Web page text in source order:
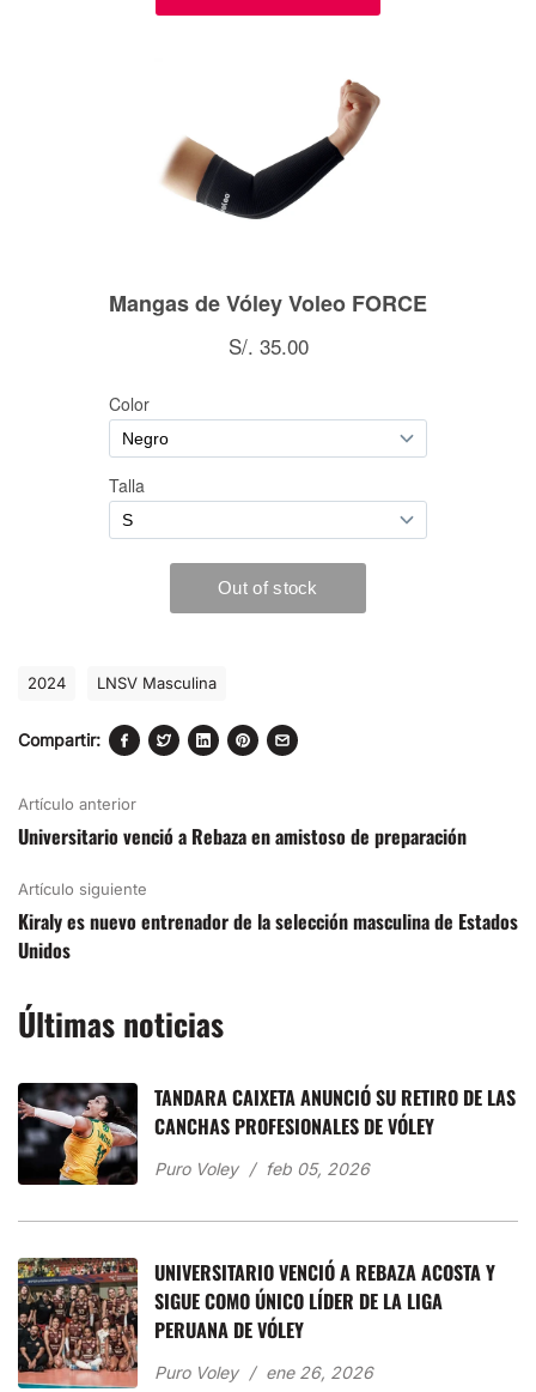
2024 LNSV Masculina
Compartir:
Artículo anterior
Universitario venció a Rebaza en amistoso de preparación
Artículo siguiente
Kiraly es nuevo entrenador de la selección masculina de Estados
Unidos
Últimas noticias
TANDARA CAIXETA ANUNCIÓ SU RETIRO DE LAS
CANCHAS PROFESIONALES DE VÓLEY
Puro Voley feb 05, 2026
UNIVERSITARIO VENCIÓ A REBAZA ACOSTA Y
SIGUE COMO ÚNICO LÍDER DE LA LIGA
PERUANA DE VÓLEY
Puro Voley ene 26, 2026